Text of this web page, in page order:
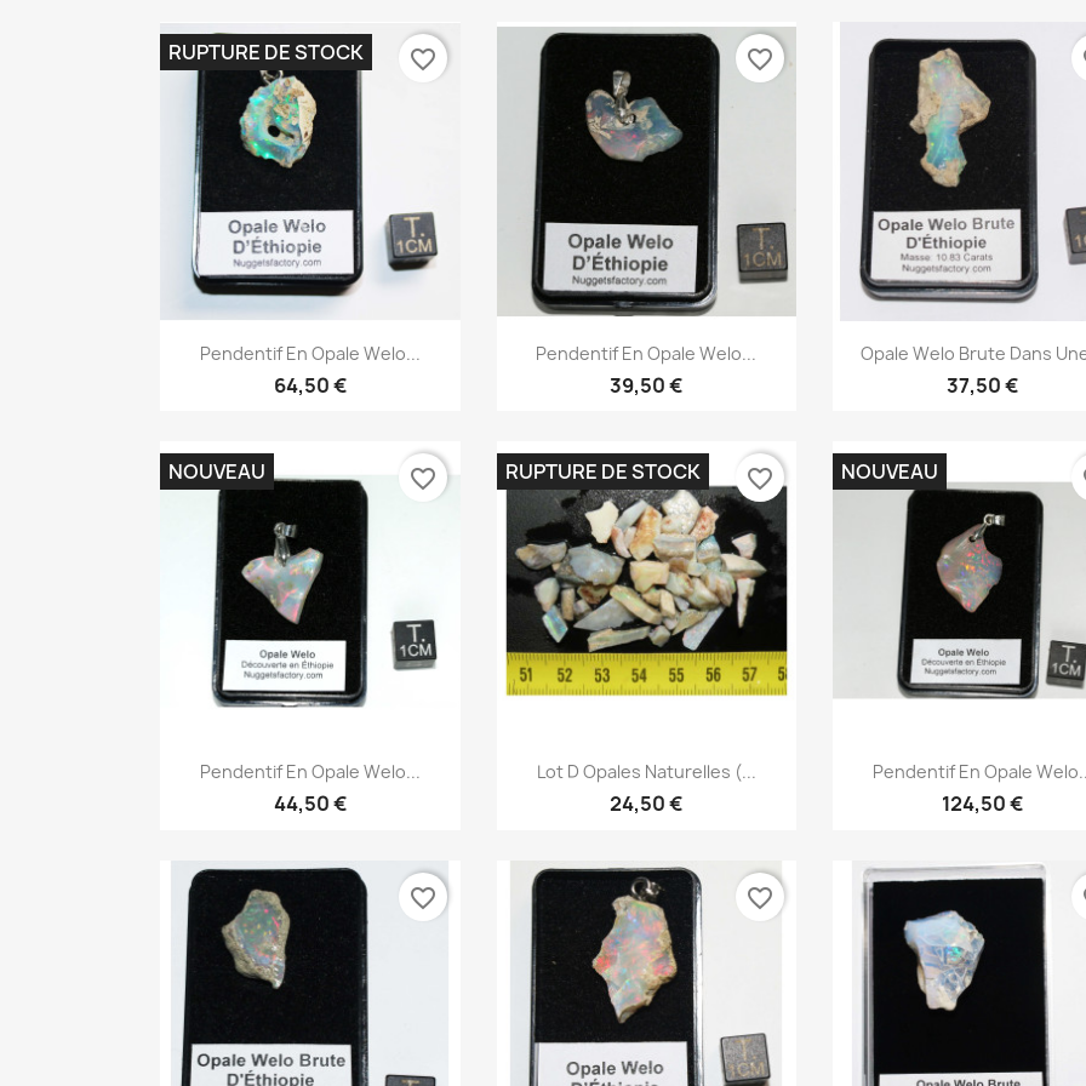
Aperçu rapide
Pendentif En Opale Welo...
64,50 €
RUPTURE DE STOCK favorite_border
Aperçu rapide
Pendentif En Opale Welo...
39,50 €
favorite_border
Aperçu rapide
Opale Welo Brute Dans
37,50 €
Aperçu rapide
Pendentif En Opale Welo...
44,50 €
NOUVEAU favorite_border
Aperçu rapide
Lot D Opales Naturelles (...
24,50 €
RUPTURE DE STOCK favorite_border
Aperçu rapide
Pendentif En Opale
124,50 €
NOUVEAU
favorite_border favorite_border